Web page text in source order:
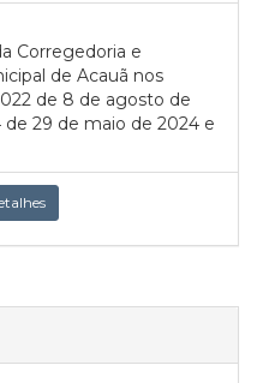
Corregedoria e
de Acauã nos
de 8 de agosto de
29 de maio de 2024 e